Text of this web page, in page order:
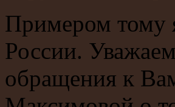
Примером тому
России.
обращения к